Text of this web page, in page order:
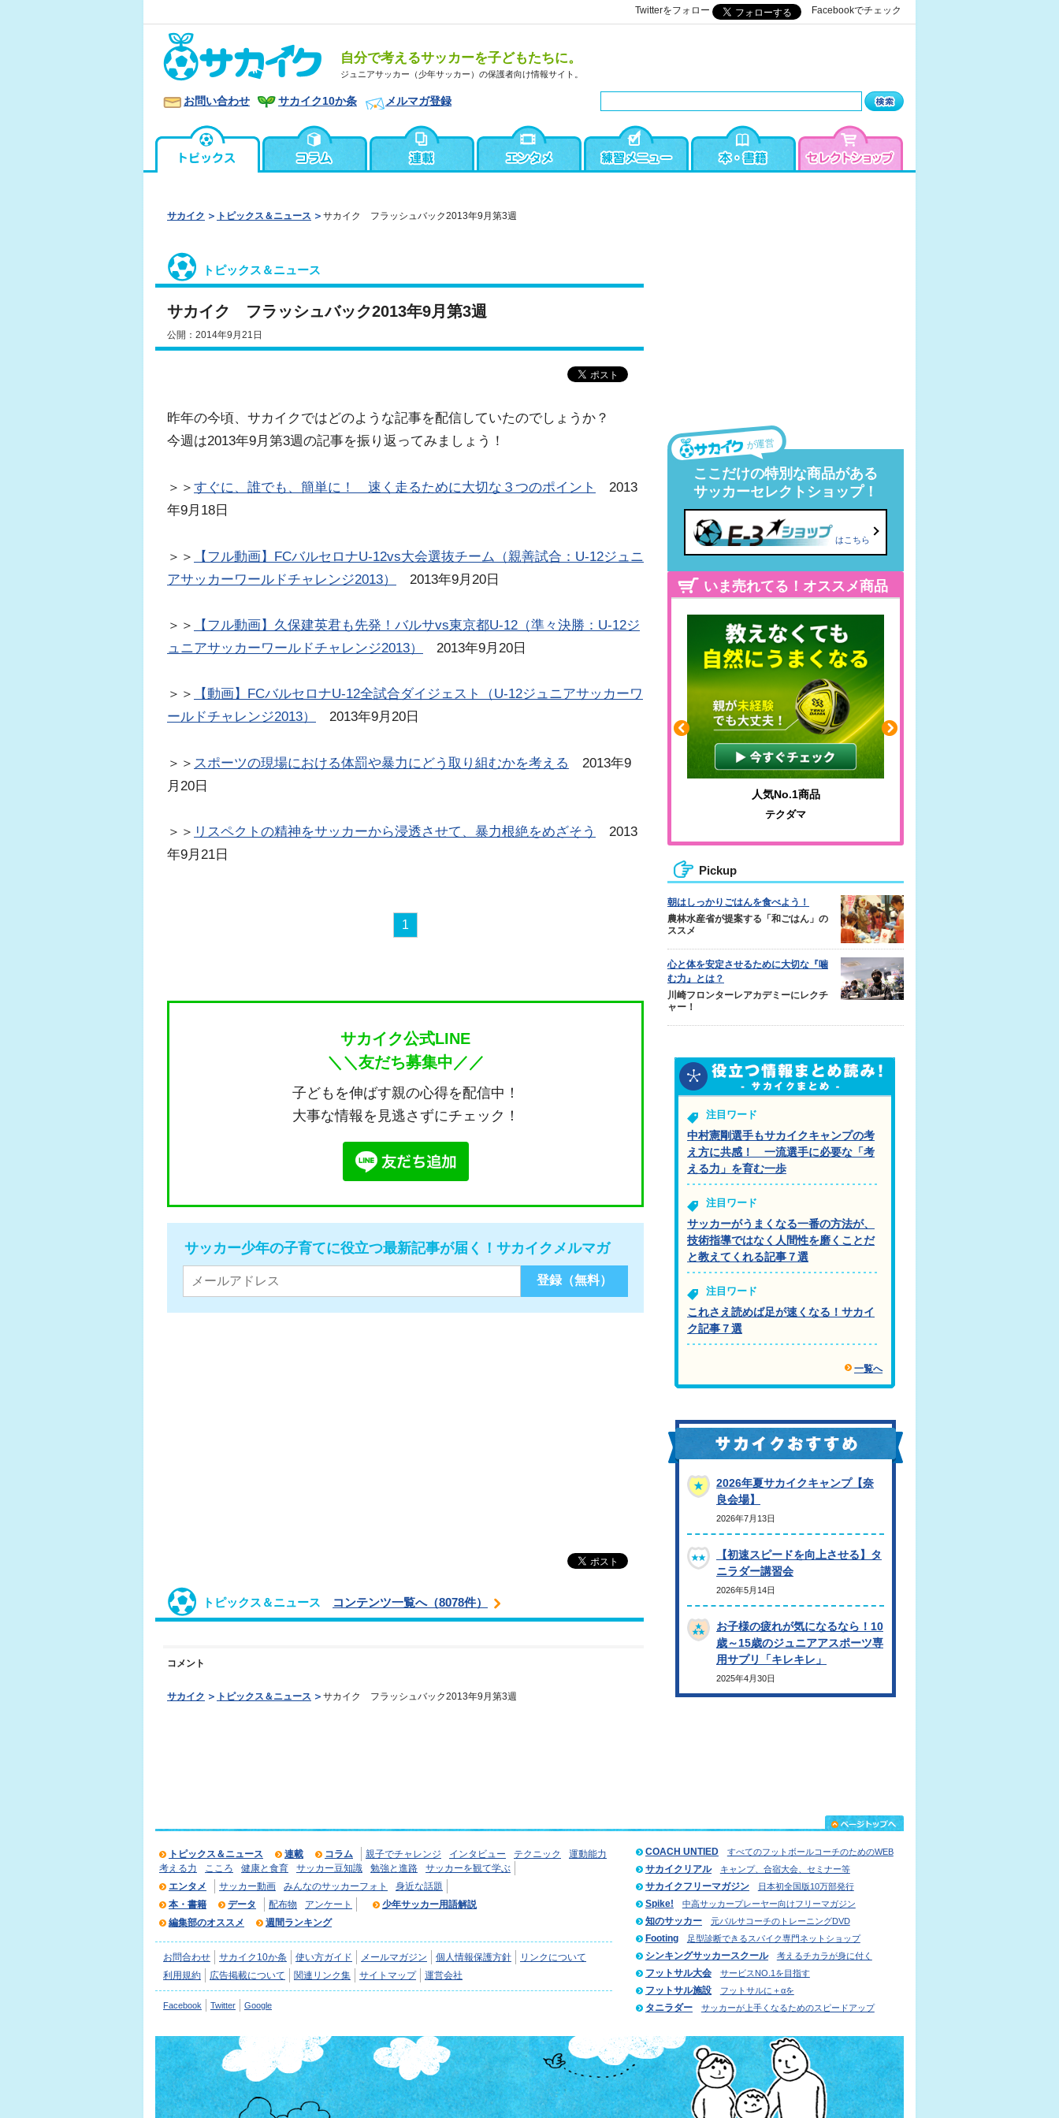
Twitterをフォロー Facebookでチェック
自分で考えるサッカーを子どもたちに。
ジュニアサッカー（少年サッカー）の保護者向け情報サイト。
お問い合わせ サカイク10か条 メルマガ登録
サカイク トピックス＆ニュース サカイク フラッシュバック2013年9月第3週
トピックス＆ニュース
サカイク フラッシュバック2013年9月第3週
公開：2014年9月21日
昨年の今頃、サカイクではどのような記事を配信していたのでしょうか？
今週は2013年9月第3週の記事を振り返ってみましょう！
＞＞ すぐに、誰でも、簡単に！ 速く走るために大切な３つのポイント
2013
年9月18日
＞＞
【フル動画】FCバルセロナU-12vs大会選抜チーム（親善試合：U-12ジュニ
アサッカーワールドチャレンジ2013）
2013年9月20日
＞＞
【フル動画】久保建英君も先発！バルサvs東京都U-12（準々決勝：U-12ジ
ュニアサッカーワールドチャレンジ2013）
2013年9月20日
＞＞
【動画】FCバルセロナU-12全試合ダイジェスト（U-12ジュニアサッカーワ
ールドチャレンジ2013）
2013年9月20日
＞＞ スポーツの現場における体罰や暴力にどう取り組むかを考える 2013年9
月20日
＞＞ リスペクトの精神をサッカーから浸透させて、暴力根絶をめざそう
2013
年9月21日
1
サカイク公式LINE
＼＼友だち募集中／／
子どもを伸ばす親の心得を配信中！
大事な情報を見逃さずにチェック！
サッカー少年の子育てに役立つ最新記事が届く！サカイクメルマガ
トピックス＆ニュース コンテンツ一覧へ（8078件）
コメント
サカイク トピックス＆ニュース サカイク フラッシュバック2013年9月第3週
が運営
ここだけの特別な商品がある
サッカーセレクトショップ！
はこちら
いま売れてる！オススメ商品
人気No.1商品
テクダマ
Pickup
朝はしっかりごはんを食べよう！
農林水産省が提案する「和ごはん」の
ススメ
心と体を安定させるために大切な『噛
む力』とは？
川崎フロンターレアカデミーにレクチ
ャー！
注目ワード
中村憲剛選手もサカイクキャンプの考
え方に共感！ 一流選手に必要な「考
える力」を育む一歩
注目ワード
サッカーがうまくなる一番の方法が、
技術指導ではなく人間性を磨くことだ
と教えてくれる記事７選
注目ワード
これさえ読めば足が速くなる！サカイ
ク記事７選
一覧へ
2026年夏サカイクキャンプ【奈
良会場】
2026年7月13日
【初速スピードを向上させる】タ
ニラダー講習会
2026年5月14日
お子様の疲れが気になるなら！10
歳～15歳のジュニアアスポーツ専
用サプリ「キレキレ」
2025年4月30日
トピックス＆ニュース 連載 コラム 親子でチャレンジ インタビュー テクニック
運動能力
考える力
こころ 健康と食育 サッカー豆知識 勉強と進路
サッカーを観て学ぶ
エンタメ
サッカー動画 みんなのサッカーフォト
身近な話題
本・書籍
データ 配布物 アンケート
少年サッカー用語解説
編集部のオススメ
週間ランキング
お問合わせ サカイク10か条 使い方ガイド メールマガジン 個人情報保護方針
リンクについて
利用規約
広告掲載について 関連リンク集 サイトマップ 運営会社
Facebook Twitter Google
COACH UNTIED すべてのフットボールコーチのためのWEB
サカイクリアル キャンプ、合宿大会、セミナー等
サカイクフリーマガジン 日本初全国版10万部発行
Spike! 中高サッカープレーヤー向けフリーマガジン
知のサッカー 元バルサコーチのトレーニングDVD
Footing 足型診断できるスパイク専門ネットショップ
シンキングサッカースクール 考えるチカラが身に付く
フットサル大会 サービスNO.1を目指す
フットサル施設 フットサルに＋αを
タニラダー サッカーが上手くなるためのスピードアップ